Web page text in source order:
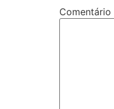
Comentário